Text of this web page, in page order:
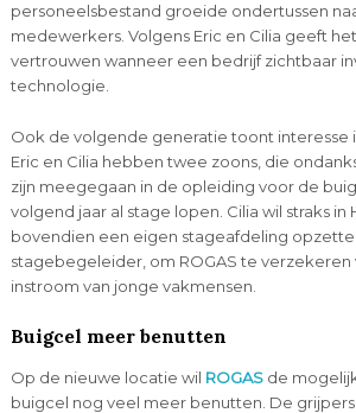
personeelsbestand groeide ondertussen
medewerkers. Volgens Eric en Cilia geeft
vertrouwen wanneer een bedrijf zichtbaar
technologie.
Ook de volgende generatie toont interesse
Eric en Cilia hebben twee zoons, die
zijn meegegaan in de opleiding voor de
volgend jaar al stage lopen. Cilia wil straks in
bovendien een eigen stageafdeling
stagebegeleider, om ROGAS te
instroom van jonge vakmensen.
Buigcel meer benutten
Op de nieuwe locatie wil ROGASde
buigcel nog veel meer benutten. De grijpers